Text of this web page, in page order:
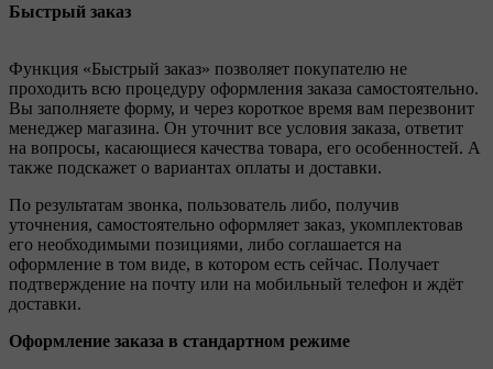
Быстрый заказ
Функция «Быстрый заказ» позволяет покупателю не
проходить всю процедуру оформления заказа самостоятельно.
Вы заполняете форму, и через короткое время вам перезвонит
менеджер магазина. Он уточнит все условия заказа, ответит
на вопросы, касающиеся качества товара, его особенностей. А
также подскажет о вариантах оплаты и доставки.
По результатам звонка, пользователь либо, получив
уточнения, самостоятельно оформляет заказ, укомплектовав
его необходимыми позициями, либо соглашается на
оформление в том виде, в котором есть сейчас. Получает
подтверждение на почту или на мобильный телефон и ждёт
доставки.
Оформление заказа в стандартном режиме